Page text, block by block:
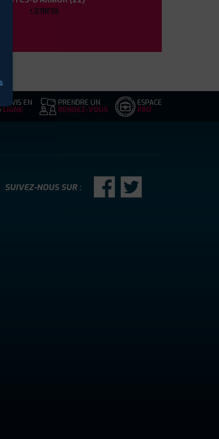
+ D'INFOS
DEVIS EN
LIGNE
PRENDRE UN
RENDEZ-VOUS
ESPACE
PRO
SUIVEZ-NOUS SUR :